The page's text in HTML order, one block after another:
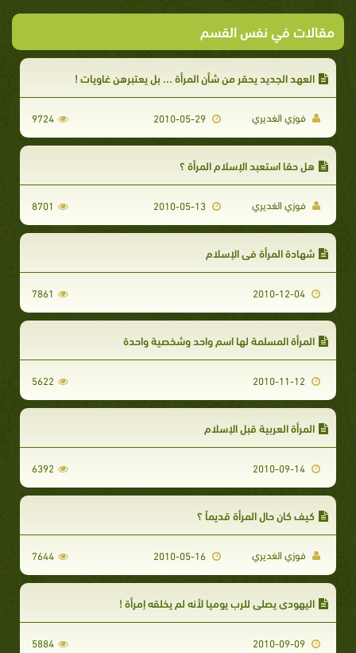
مقالات في نفس القسم
العهد الجديد يحقر من شأن المرأة ... بل يعتبرهن غاويات !
فوزي الغديري 9724
هل حقا استعبد الإسلام المرأة ؟
فوزي الغديري 8701
شهادة المرأة في الإسلام
7861
المرأة المسلمة لها اسم واحد وشخصية واحدة
5622
المرأة العربية قبل الإسلام
6392
كيف كان حال المرأة قديماً ؟
فوزي الغديري 7644
اليهودي يصلي للرب يوميا لأنه لم يخلقه إمرأة !
5884